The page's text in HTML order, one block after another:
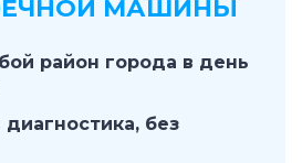
МАШИНЫ
район города в день
без